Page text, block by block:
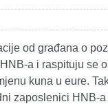
od građana o
a i raspituju se
kuna u eure.
zaposlenici HNB-